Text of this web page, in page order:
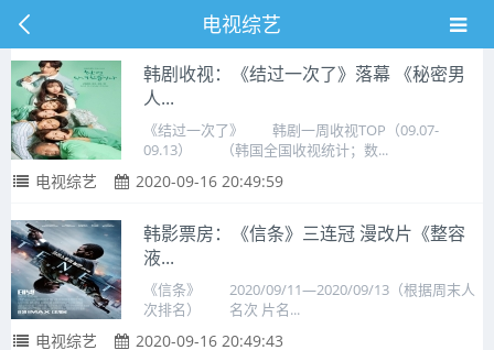
电视综艺
韩剧收视：《结过一次了》落幕 《秘密男
人...
《结过一次了》 韩剧一周收视TOP（09.07-
09.13） （韩国全国收视统计；数...
电视综艺 2020-09-16 20:49:59
韩影票房：《信条》三连冠 漫改片《整容
液...
《信条》 2020/09/11—2020/09/13（根据周末人
次排名） 名次 片名...
电视综艺 2020-09-16 20:49:43